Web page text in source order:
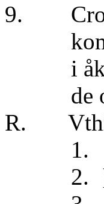
9.
i åker
de och
R. Vthi
2. }